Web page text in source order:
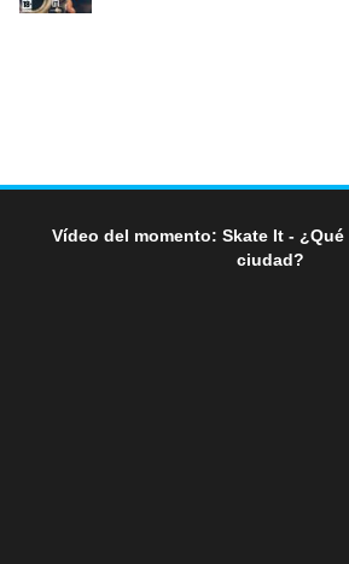
Vídeo del momento: Skate It -
ciudad?